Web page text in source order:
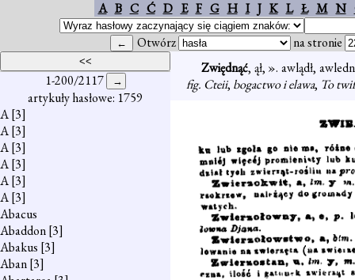
A B C Ć D E F G H I J K L Ł M N
Otwórz na stronie
1-200/2117
artykuły hasłowe: 1759
A[3]
A[3]
A[3]
A[3]
A[3]
A[3]
Abacus
Abaddon[3]
Abakus [3]
Aban[3]
Zwiędnąć, ął, ». awlądł,
fig. Cteii, bogactwo i elawa, To